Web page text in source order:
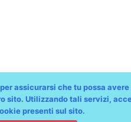
assicurarsi che tu possa avere
sito. Utilizzando tali servizi,
presenti sul sito.